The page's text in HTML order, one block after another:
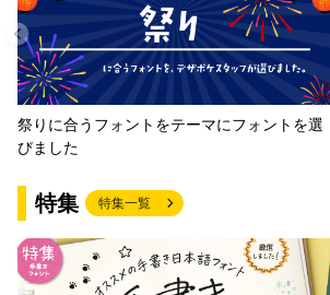
祭りに合うフォントをテーマにフォントを選
びました
特集 特集一覧